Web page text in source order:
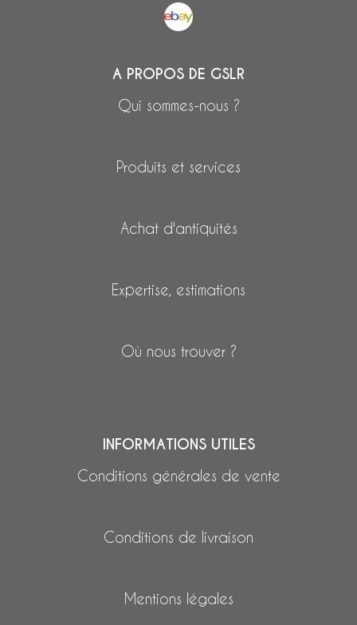
A PROPOS DE GSLR
Qui sommes-nous ?
Produits et services
Achat d'antiquités
Expertise, estimations
Où nous trouver ?
INFORMATIONS UTILES
Conditions générales de vente
Conditions de livraison
Mentions légales